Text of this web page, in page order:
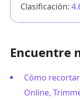
Clasificación:
Encuentre
Cómo
Online,